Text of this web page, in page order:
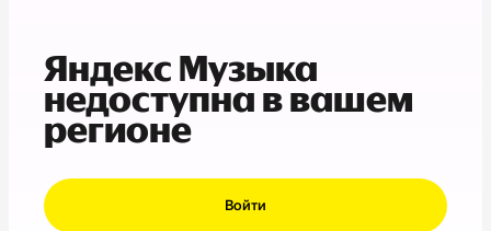
Яндекс Музыка
недоступна в вашем
регионе
Войти